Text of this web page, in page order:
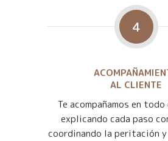
4
AL CLIENTE
Te acompañamos en
explicando cada paso
coordinando la peritación y